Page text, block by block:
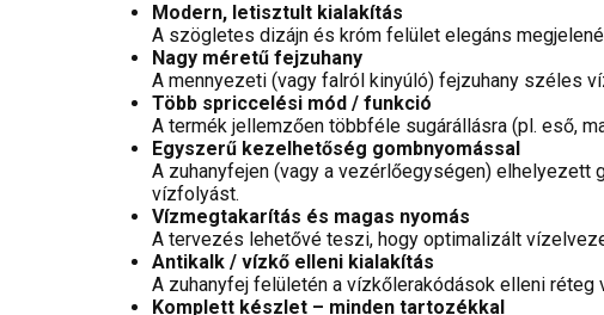
Modern, letisztult kialakítás
A szögletes dizájn és króm felület elegáns
Nagy méretű fejzuhany
A mennyezeti (vagy falról kinyúló) fejzuhany széles
Több spriccelési mód / funkció
A termék jellemzően többféle sugárállásra (pl. eső,
Egyszerű kezelhetőség gombnyomással
A zuhanyfejen (vagy a vezérlőegységen) elhelyezett
vízfolyást.
Vízmegtakarítás és magas nyomás
A tervezés lehetővé teszi, hogy optimalizált
Antikalk / vízkő elleni kialakítás
A zuhanyfej felületén a vízkőlerakódások elleni
Komplett készlet – minden tartozékkal